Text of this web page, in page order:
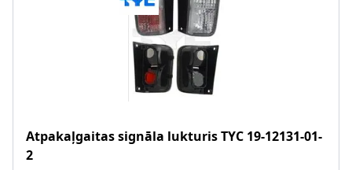
Atpakaļgaitas signāla lukturisTYC 19-12131-01-
2